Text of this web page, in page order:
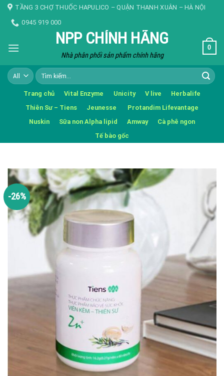
Skip TẦNG 3 CHỢ THUỐC HAPULICO – QUẬN THANH XUÂN – HÀ NỘI
0945 919 000
NPP CHÍNH HÃNG
Nhà phân phối sản phẩm chính hãng
0
Tìm
kiếm:
Trang chủ Vital Enzyme Unicity V live
Herbalife
Thiên Sư – Tiens
Jeunesse
Protandim Lifevantage
Nuskin
Sữa non Alpha lipid Amway
Cà phê ngon
Tế bào gốc
-26%